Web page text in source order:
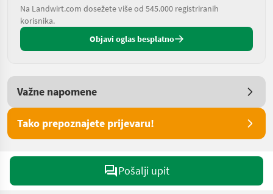
Na Landwirt.com dosežete više od 545.000 registriranih
korisnika.
Objavi oglas besplatno
Važne napomene
Tako prepoznajete prijevaru!
Pošalji upit